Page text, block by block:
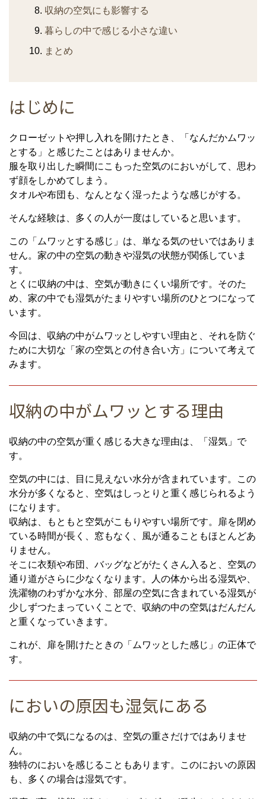
収納の空気にも影響する
暮らしの中で感じる小さな違い
まとめ
はじめに
クローゼットや押し入れを開けたとき、「なんだかムワッ
とする」と感じたことはありませんか。
服を取り出した瞬間にこもった空気のにおいがして、思わ
ず顔をしかめてしまう。
タオルや布団も、なんとなく湿ったような感じがする。
そんな経験は、多くの人が一度はしていると思います。
この「ムワッとする感じ」は、単なる気のせいではありま
せん。家の中の空気の動きや湿気の状態が関係していま
す。
とくに収納の中は、空気が動きにくい場所です。そのた
め、家の中でも湿気がたまりやすい場所のひとつになって
います。
今回は、収納の中がムワッとしやすい理由と、それを防ぐ
ために大切な「家の空気との付き合い方」について考えて
みます。
収納の中がムワッとする理由
収納の中の空気が重く感じる大きな理由は、「湿気」で
す。
空気の中には、目に見えない水分が含まれています。この
水分が多くなると、空気はしっとりと重く感じられるよう
になります。
収納は、もともと空気がこもりやすい場所です。扉を閉め
ている時間が長く、窓もなく、風が通ることもほとんどあ
りません。
そこに衣類や布団、バッグなどがたくさん入ると、空気の
通り道がさらに少なくなります。人の体から出る湿気や、
洗濯物のわずかな水分、部屋の空気に含まれている湿気が
少しずつたまっていくことで、収納の中の空気はだんだん
と重くなっていきます。
これが、扉を開けたときの「ムワッとした感じ」の正体で
す。
においの原因も湿気にある
収納の中で気になるのは、空気の重さだけではありませ
ん。
独特のにおいを感じることもあります。このにおいの原因
も、多くの場合は湿気です。